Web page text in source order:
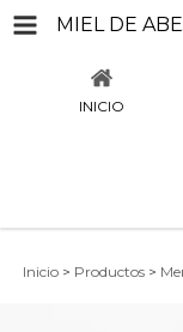
MIEL DE
INICIO
Inicio > Productos >